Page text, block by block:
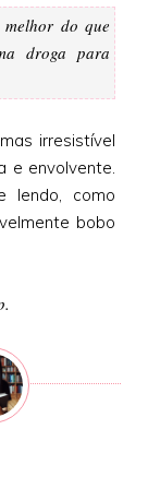
do que
droga para
irresistível
e envolvente.
lendo, como
bobo